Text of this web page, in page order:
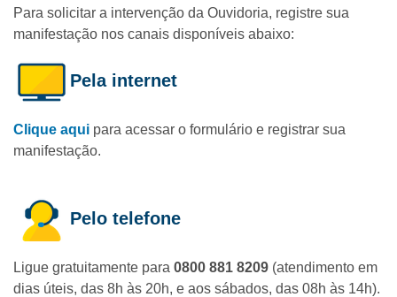
Para solicitar a intervenção da Ouvidoria, registre sua
manifestação nos canais disponíveis abaixo:
Pela internet
Clique aqui para acessar o formulário e registrar sua
manifestação.
Pelo telefone
Ligue gratuitamente para 0800 881 8209 (atendimento em
dias úteis, das 8h às 20h, e aos sábados, das 08h às 14h).